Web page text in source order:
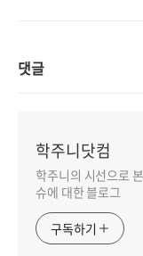
댓글
학주니닷컴
학주니의 시선으로
슈에 대한 블로그
구독하기